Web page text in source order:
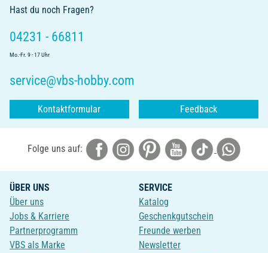
Hast du noch Fragen?
04231 - 66811
Mo.-Fr. 9 - 17 Uhr
service@vbs-hobby.com
Kontaktformular Feedback
Folge uns auf:
ÜBER UNS
Über uns
Jobs & Karriere
Partnerprogramm
VBS als Marke
SERVICE
Katalog
Geschenkgutschein
Freunde werben
Newsletter